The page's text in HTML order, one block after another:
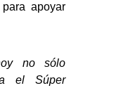
apoyar
no sólo
el Súper